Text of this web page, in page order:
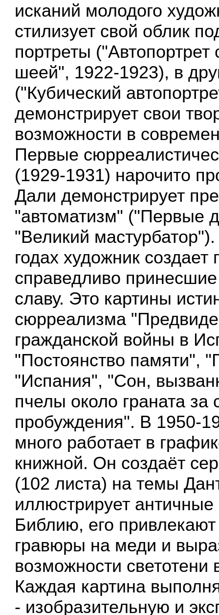
исканий молодого
стилизует свой облик
портреты
шеей", 1922-1923), в
("Кубический
демонстрирует свои
возможности в
Первые
(1929-1931) нарочито
Дали демонстрирует
"автоматизм" ("Первые
"Великий
годах художник создает
справедливо
славу. Это картины
сюрреализма
гражданской войны в
"Постоянство памяти",
"Испания", "Сон,
пчелы около граната за
пробуждения". В 1950-
много работает в
книжной. Он создаёт
(102 листа) на темы
иллюстрирует
Библию, его
гравюры на меди и
возможности светотени
Каждая картина
- изобразительную и